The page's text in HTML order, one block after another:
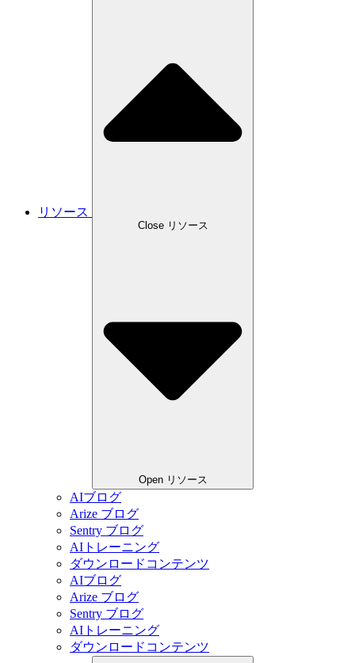
リソース
Close リソース
Open リソース
AIブログ
Arize ブログ
Sentry ブログ
AIトレーニング
ダウンロードコンテンツ
AIブログ
Arize ブログ
Sentry ブログ
AIトレーニング
ダウンロードコンテンツ